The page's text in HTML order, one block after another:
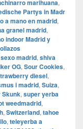
marihuana,
Partys in Madr
a mano en madrid,
granel madrid,
indoor Madrid y
sexo madrid, shiva
OG, Sour Cookies,
diesel,
i madrid, Suiza,
Skunk, super yerba
weedmadrid,
, Switzerland, tahoe
, teleyerba a